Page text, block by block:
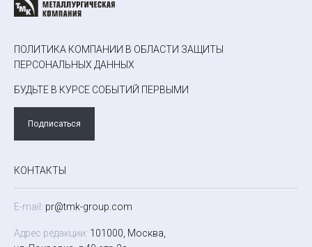
ПОЛИТИКА КОМПАНИИ В ОБЛАСТИ ЗАЩИТЫ
ПЕРСОНАЛЬНЫХ ДАННЫХ
БУДЬТЕ В КУРСЕ СОБЫТИЙ ПЕРВЫМИ
Подписаться
КОНТАКТЫ
E-mail: pr@tmk-group.com
Адрес редакции: 101000, Москва,